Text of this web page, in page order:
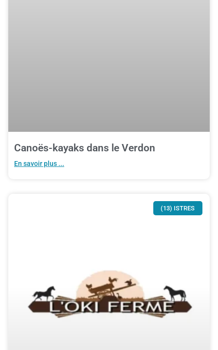
Canoës-kayaks dans le Verdon
En savoir plus ...
(13) ISTRES